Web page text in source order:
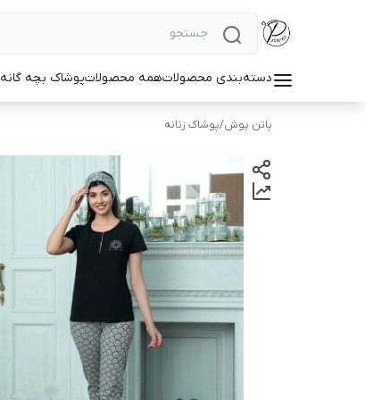
دسته‌بندی محصولاتهمه محصولاتپوشاک بچه گانه
پاتن پوش/پوشاک زنانه